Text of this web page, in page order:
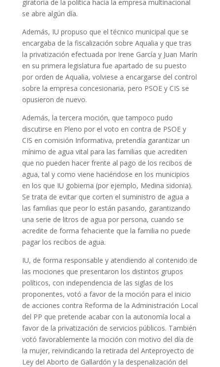
giratoria de la política hacia la empresa multinacional
se abre algún día.
Además, IU propuso que el técnico municipal que se
encargaba de la fiscalización sobre Aqualia y que tras
la privatización efectuada por Irene García y Juan Marín
en su primera legislatura fue apartado de su puesto
por orden de Aqualia, volviese a encargarse del control
sobre la empresa concesionaria, pero PSOE y CIS se
opusieron de nuevo.
Además, la tercera moción, que tampoco pudo
discutirse en Pleno por el voto en contra de PSOE y
CIS en comisión Informativa, pretendía garantizar un
mínimo de agua vital para las familias que acrediten
que no pueden hacer frente al pago de los recibos de
agua, tal y como viene haciéndose en los municipios
en los que IU gobierna (por ejemplo, Medina sidonia).
Se trata de evitar que corten el suministro de agua a
las familias que peor lo están pasando, garantizando
una serie de litros de agua por persona, cuando se
acredite de forma fehaciente que la familia no puede
pagar los recibos de agua.
IU, de forma responsable y atendiendo al contenido de
las mociones que presentaron los distintos grupos
políticos, con independencia de las siglas de los
proponentes, votó a favor de la moción para el inicio
de acciones contra Reforma de la Administración Local
del PP que pretende acabar con la autonomía local a
favor de la privatización de servicios públicos. También
votó favorablemente la moción con motivo del día de
la mujer, reivindicando la retirada del Anteproyecto de
Ley del Aborto de Gallardón y la despenalización del